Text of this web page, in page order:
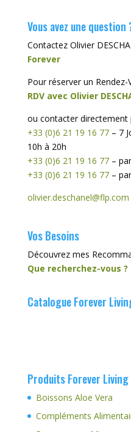
Vous avez une question
Contactez Olivier
Forever
Pour réserver un
RDV avec Olivier
ou contacter directement
+33 (0)6 21 19 16 77– 7
10h à 20h
+33 (0)6 21 19 16 77–
+33 (0)6 21 19 16 77–
olivier.deschanel@flp.com
Vos Besoins
Découvrez mes
Que recherchez-vous ?
Catalogue Forever
Produits Forever Living
Boissons Aloe Vera
Compléments